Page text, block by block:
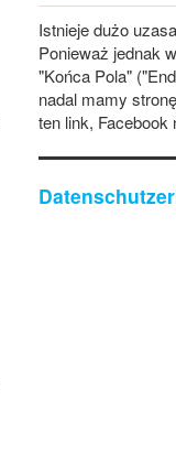
Istnieje dużo
Ponieważ jednak
"Końca Pola"
nadal mamy
ten link, Facebook